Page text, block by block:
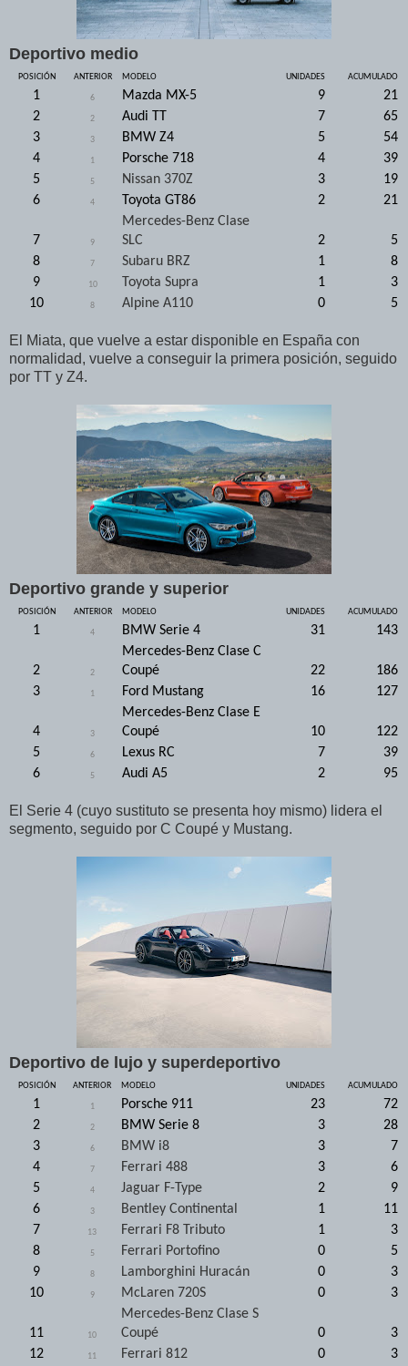
Deportivo medio
POSICIÓN ANTERIOR MODELO UNIDADES ACUMULADO
1 6 Mazda MX-5 9
21
2
2 Audi TT 7
65
3
3 BMW Z4 5
54
4
1 Porsche 718 4
39
5
5 Nissan 370Z 3
19
6
4 Toyota GT86 2 21
7 9
Mercedes-Benz Clase
SLC
2
5
8
7 Subaru BRZ 1
8
9
10 Toyota Supra 1
3
10
8 Alpine A110 0 5
El Miata, que vuelve a estar disponible en España con
normalidad, vuelve a conseguir la primera posición, seguido
por TT y Z4.
Deportivo grande y superior
POSICIÓN ANTERIOR MODELO UNIDADES ACUMULADO
1 4 BMW Serie 4 31 143
2 2
Mercedes-Benz Clase C
Coupé
22
186
3
1 Ford Mustang 16 127
4 3
Mercedes-Benz Clase E
Coupé
10
122
5
6 Lexus RC 7
39
6
5 Audi A5 2 95
El Serie 4 (cuyo sustituto se presenta hoy mismo) lidera el
segmento, seguido por C Coupé y Mustang.
Deportivo de lujo y superdeportivo
POSICIÓN ANTERIOR MODELO UNIDADES ACUMULADO
1 1 Porsche 911 23
72
2
2 BMW Serie 8 3
28
3
6 BMW i8 3
7
4
7 Ferrari 488 3
6
5
4 Jaguar F-Type 2
9
6
3 Bentley Continental 1
11
7
13 Ferrari F8 Tributo 1
3
8
5 Ferrari Portofino 0
5
9
8 Lamborghini Huracán 0
3
10
9 McLaren 720S 0 3
11 10
Mercedes-Benz Clase S
Coupé
0
3
12
11 Ferrari 812 0
3